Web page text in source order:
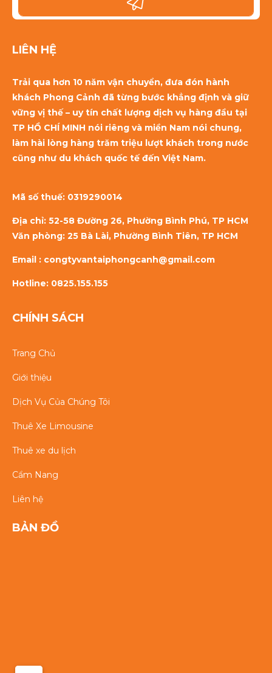
LIÊN HỆ
Trải qua hơn 10 năm vận chuyển, đưa đón hành
khách Phong Cảnh đã từng bước khẳng định và giữ
vững vị thế – uy tín chất lượng dịch vụ hàng đầu tại
TP HỒ CHÍ MINH nói riêng và miền Nam nói chung,
làm hài lòng hàng trăm triệu lượt khách trong nước
cũng như du khách quốc tế đến Việt Nam.
Mã số thuế: 0319290014
Địa chỉ: 52-58 Đường 26, Phường Bình Phú, TP HCM
Văn phòng: 25 Bà Lài, Phường Bình Tiên, TP HCM
Email : congtyvantaiphongcanh@gmail.com
Hotline: 0825.155.155
CHÍNH SÁCH
Trang Chủ
Giới thiệu
Dịch Vụ Của Chúng Tôi
Thuê Xe Limousine
Thuê xe du lịch
Cẩm Nang
Liên hệ
BẢN ĐỒ